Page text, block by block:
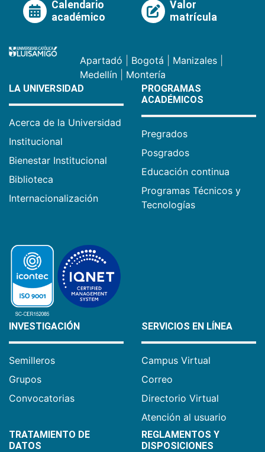
Calendario
académico
Valor
matrícula
Apartadó Bogotá Manizales
Medellín
Montería
LA UNIVERSIDAD
Acerca de la Universidad
Institucional
Bienestar Institucional
Biblioteca
Internacionalización
PROGRAMAS
ACADÉMICOS
Pregrados
Posgrados
Educación continua
Programas Técnicos y
Tecnologías
INVESTIGACIÓN
Semilleros
Grupos
Convocatorias
SERVICIOS EN LÍNEA
Campus Virtual
Correo
Directorio Virtual
Atención al usuario
TRATAMIENTO DE
DATOS
REGLAMENTOS Y
DISPOSICIONES